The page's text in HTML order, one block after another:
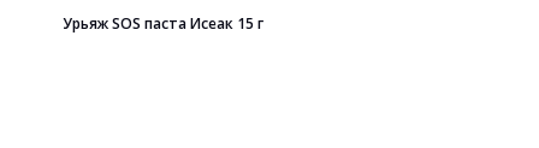
Урьяж SOS паста Исеак 15 г